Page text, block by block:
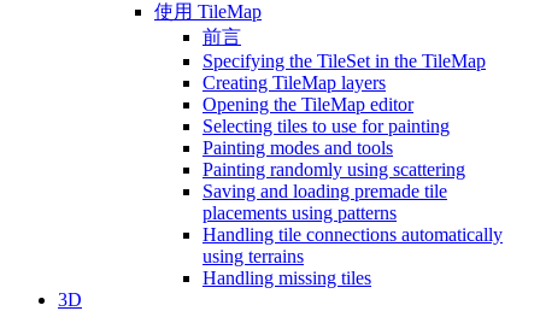
使用 TileMap
前言
Specifying the TileSet in the TileMap
Creating TileMap layers
Opening the TileMap editor
Selecting tiles to use for painting
Painting modes and tools
Painting randomly using scattering
Saving and loading premade tile
placements using patterns
Handling tile connections automatically
using terrains
Handling missing tiles
3D